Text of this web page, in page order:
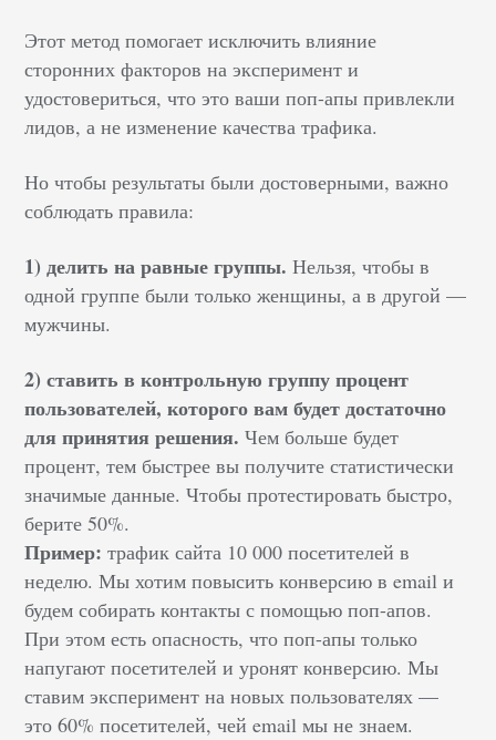
Этот метод помогает исключить влияние
сторонних факторов на эксперимент и
удостовериться, что это ваши поп-апы привлекли
лидов, а не изменение качества трафика.
Но чтобы результаты были достоверными, важно
соблюдать правила:
1) делить на равные группы. Нельзя, чтобы в
одной группе были только женщины, а в другой —
мужчины.
2) ставить в контрольную группу процент
пользователей, которого вам будет достаточно
для принятия решения. Чем больше будет
процент, тем быстрее вы получите статистически
значимые данные. Чтобы протестировать быстро,
берите 50%.
Пример: трафик сайта 10 000 посетителей в
неделю. Мы хотим повысить конверсию в email и
будем собирать контакты с помощью поп-апов.
При этом есть опасность, что поп-апы только
напугают посетителей и уронят конверсию. Мы
ставим эксперимент на новых пользователях —
это 60% посетителей, чей email мы не знаем.